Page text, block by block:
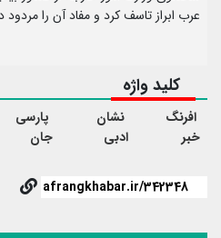
عرب ابراز تاسف کرد و مفاد آن را
کلید واژه
افرنگ
خبر
نشان
ادبی
پارسی
جان